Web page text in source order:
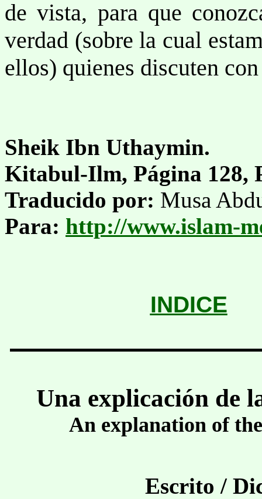
de vista, para que
verdad (sobre la cual
ellos) quienes discuten
Sheik Ibn Uthaymin.
Kitabul-Ilm, Página 128,
Traducido por: Musa
Para: http://www.islam-
INDICE
Una explicación de
An explanation of
Escrito /